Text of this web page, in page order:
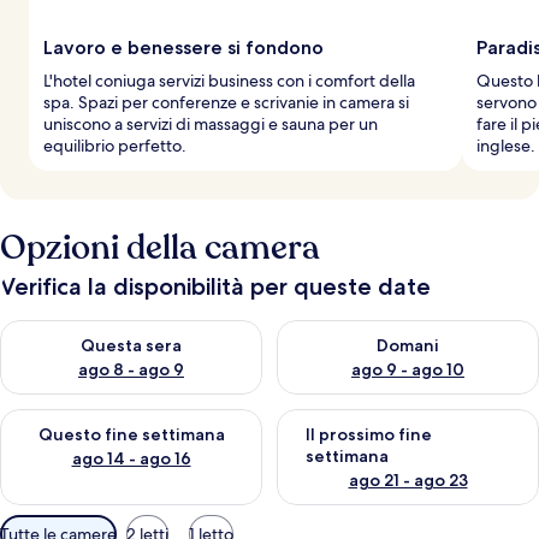
Lavoro e benessere si fondono
L'hotel coniuga servizi business con i comfort della
spa. Spazi per conferenze e scrivanie in camera si
uniscono a servizi di massaggi e sauna per un
equilibrio perfetto.
Questo
fare il
inglese.
Opzioni della camera
Verifica la disponibilità per queste date
Questa sera
ago 8 - ago 9
Verifica la disponibilità per questa sera, ago 8 - ago 9
Domani
ago 9 - ago 10
Verifica la disponibilità per
Questo fine settimana
ago 14 - ago 16
Verifica la disponibilità per questo fine settimana, ago 14 -
Il prossimo fine
settimana
ago 21 - ago 23
Verifica la disponibilità per il
Filtri
Tutte le camere 2 letti 1 letto